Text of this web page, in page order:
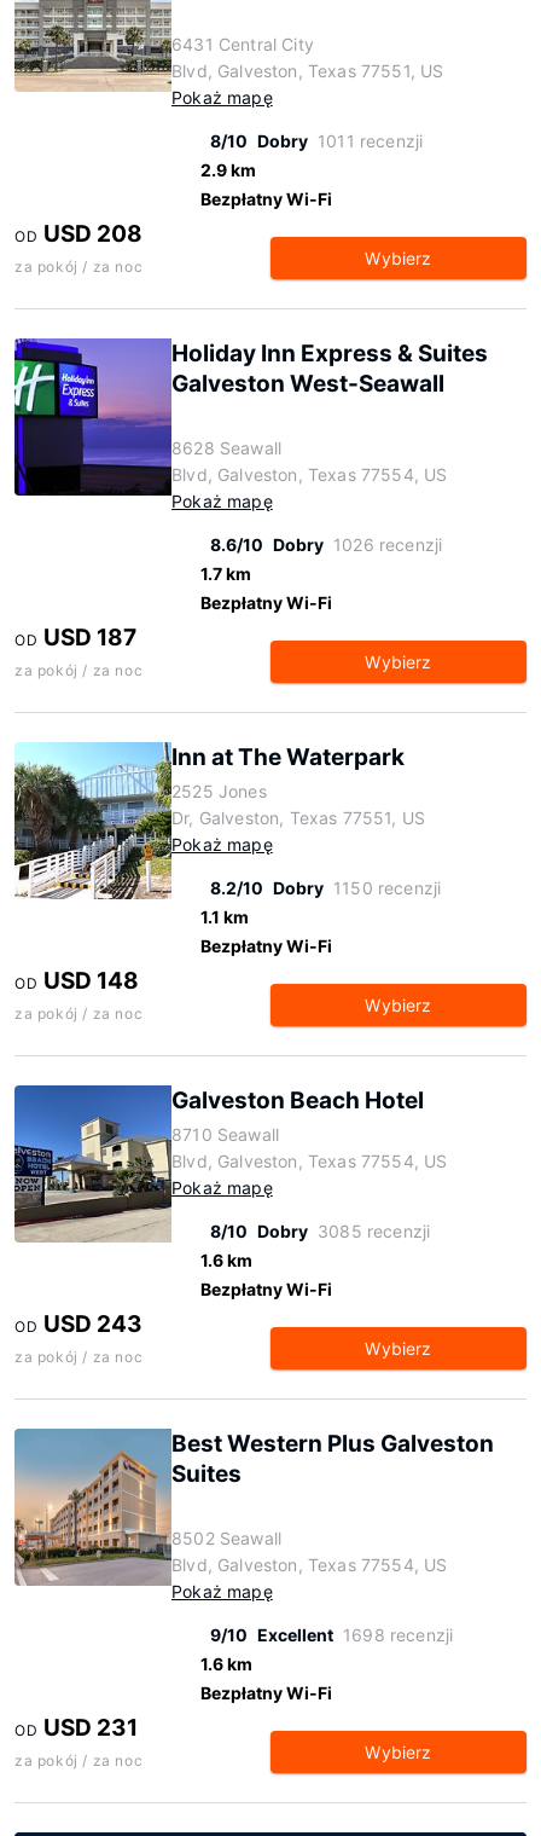
6431 Central City
Blvd, Galveston, Texas 77551, US
Pokaż mapę
8/10 Dobry 1011 recenzji
2.9 km
Bezpłatny Wi-Fi
OD USD 208
za pokój / za noc Wybierz
Holiday Inn Express & Suites
Galveston West-Seawall
8628 Seawall
Blvd, Galveston, Texas 77554, US
Pokaż mapę
8.6/10 Dobry 1026 recenzji
1.7 km
Bezpłatny Wi-Fi
OD USD 187
za pokój / za noc Wybierz
Inn at The Waterpark
2525 Jones
Dr, Galveston, Texas 77551, US
Pokaż mapę
8.2/10 Dobry 1150 recenzji
1.1 km
Bezpłatny Wi-Fi
OD USD 148
za pokój / za noc Wybierz
Galveston Beach Hotel
8710 Seawall
Blvd, Galveston, Texas 77554, US
Pokaż mapę
8/10 Dobry 3085 recenzji
1.6 km
Bezpłatny Wi-Fi
OD USD 243
za pokój / za noc Wybierz
Best Western Plus Galveston
Suites
8502 Seawall
Blvd, Galveston, Texas 77554, US
Pokaż mapę
9/10 Excellent 1698 recenzji
1.6 km
Bezpłatny Wi-Fi
OD USD 231
za pokój / za noc Wybierz